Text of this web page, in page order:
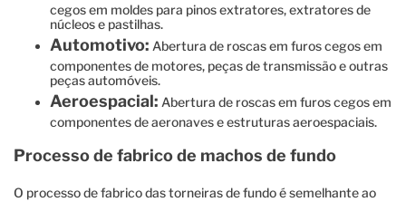
cegos em moldes para pinos extratores, extratores de
núcleos e pastilhas.
Automotivo: Abertura de roscas em furos cegos em
componentes de motores, peças de transmissão e outras
peças automóveis.
Aeroespacial: Abertura de roscas em furos cegos em
componentes de aeronaves e estruturas aeroespaciais.
Processo de fabrico de machos de fundo
O processo de fabrico das torneiras de fundo é semelhante ao